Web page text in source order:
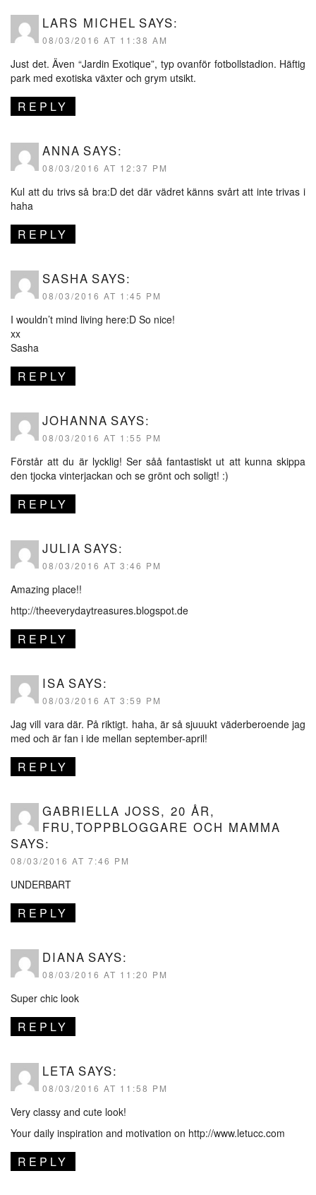
LARS MICHEL SAYS:
08/03/2016 AT 11:38 AM
Just det. Även “Jardin Exotique”, typ ovanför fotbollstadion. Häftig
park med exotiska växter och grym utsikt.
REPLY
ANNA SAYS:
08/03/2016 AT 12:37 PM
Kul att du trivs så bra:D det där vädret känns svårt att inte trivas i
haha
REPLY
SASHA SAYS:
08/03/2016 AT 1:45 PM
I wouldn’t mind living here:D So nice!
xx
Sasha
REPLY
JOHANNA SAYS:
08/03/2016 AT 1:55 PM
Förstår att du är lycklig! Ser såå fantastiskt ut att kunna skippa
den tjocka vinterjackan och se grönt och soligt! :)
REPLY
JULIA SAYS:
08/03/2016 AT 3:46 PM
Amazing place!!
http://theeverydaytreasures.blogspot.de
REPLY
ISA SAYS:
08/03/2016 AT 3:59 PM
Jag vill vara där. På riktigt. haha, är så sjuuukt väderberoende jag
med och är fan i ide mellan september-april!
REPLY
GABRIELLA JOSS, 20 ÅR,
FRU,TOPPBLOGGARE OCH MAMMA
SAYS:
08/03/2016 AT 7:46 PM
UNDERBART
REPLY
DIANA SAYS:
08/03/2016 AT 11:20 PM
Super chic look
REPLY
LETA SAYS:
08/03/2016 AT 11:58 PM
Very classy and cute look!
Your daily inspiration and motivation on http://www.letucc.com
REPLY